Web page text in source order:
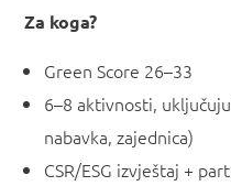
Za koga?
Green Score 26–33
6–8 aktivnosti,
nabavka, zajednica)
CSR/ESG izvještaj +